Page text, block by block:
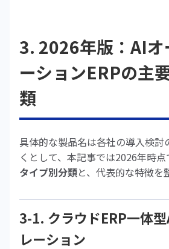
3. 2026年版：AIオ
ーションERPの主
類
具体的な製品名は各社の導入検討
くとして、本記事では2026年時
タイプ別分類と、代表的な特徴を
3-1. クラウドERP一体
レーション